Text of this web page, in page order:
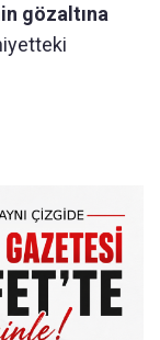
gözaltına